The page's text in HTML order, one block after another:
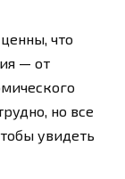
что
— от
но все
увидеть